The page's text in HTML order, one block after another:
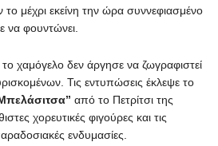
μέχρι εκείνη την ώρα συννεφιασμένο
να φουντώνει.
χαμόγελο δεν άργησε να ζωγραφιστεί
Τις εντυπώσεις έκλεψε το
από το Πετρίτσι της
χορευτικές φιγούρες και τις
ενδυμασίες.